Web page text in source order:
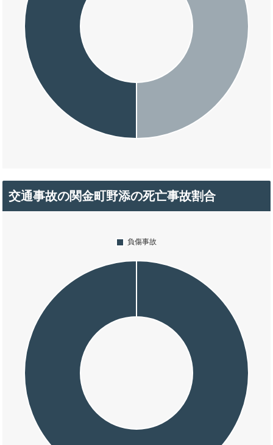
交通事故の関金町野添の死亡事故割合